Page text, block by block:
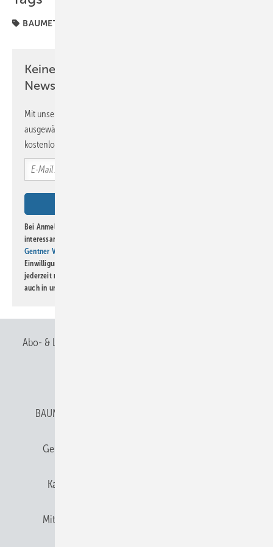
BAUMETALL-TV
Keine Zeit? Kein Problem mit dem BM
Newsletter!
Mit unserem Newsletter erhalten Sie regelmäßig von uns
ausgewählte Informationen und Neuigkeiten, gebündelt und
kostenlos direkt ins Postfach.
Bei Anmeldung zu diesem Newsletter bin ich damit einverstanden, über
interessante Verlags- und Online-Angebote
Gentner Verlag GmbH & Co. KG
Einwilligung kann ich jederzeit widerrufen und eine Abmeldung ist
jederzeit möglich. Informationen zum Umgang mit Daten finden Sie
auch in unserer
Abo- & Leserservice
BAUMETALL abonnieren
Gentner Verlag
Karriere bei Gentner
Mitgliedschaften und Engagement